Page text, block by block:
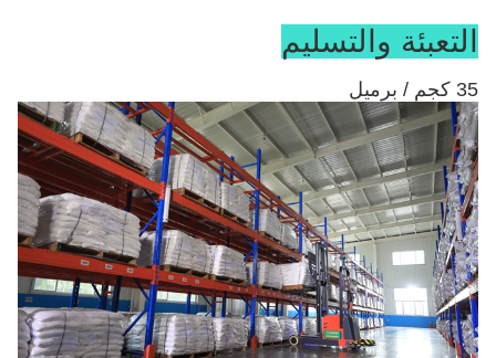
التعبئة والتسليم
35 كجم / برميل